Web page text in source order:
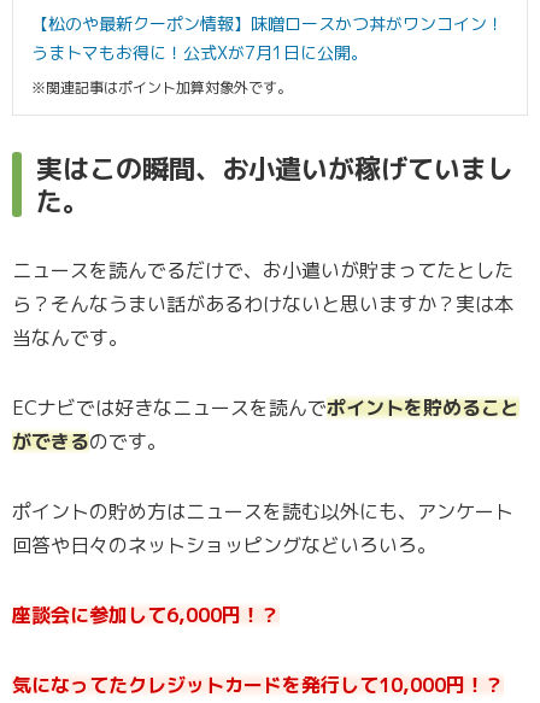
【松のや最新クーポン情報】味噌ロースかつ丼がワンコイン！
うまトマもお得に！公式Xが7月1日に公開。
※関連記事はポイント加算対象外です。
実はこの瞬間、お小遣いが稼げていまし
た。
ニュースを読んでるだけで、お小遣いが貯まってたとした
ら？そんなうまい話があるわけないと思いますか？実は本
当なんです。
ECナビでは好きなニュースを読んでポイントを貯めること
ができるのです。
ポイントの貯め方はニュースを読む以外にも、アンケート
回答や日々のネットショッピングなどいろいろ。
座談会に参加して6,000円！？
気になってたクレジットカードを発行して10,000円！？